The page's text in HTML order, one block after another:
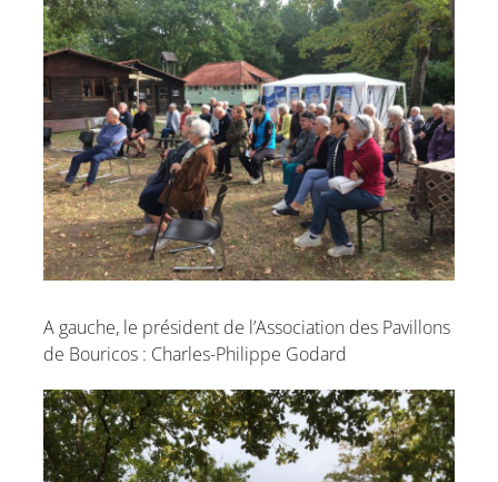
A gauche, le président de l’Association des Pavillons
de Bouricos : Charles-Philippe Godard